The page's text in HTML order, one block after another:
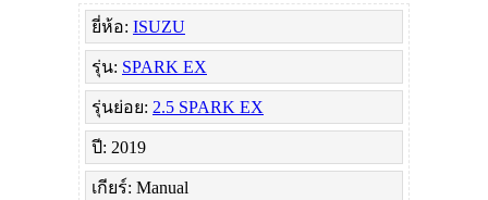
ยี่ห้อ: ISUZU
รุ่น: SPARK EX
รุ่นย่อย: 2.5 SPARK EX
ปี: 2019
เกียร์: Manual